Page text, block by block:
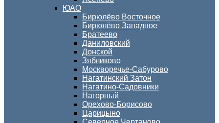
ЮАО
Бирюлёво Восточное
Бирюлёво Западное
Братеево
Даниловский
Донской
Зябликово
Москворечье-Сабурово
Нагатинский Затон
Нагатино-Садовники
Нагорный
Орехово-Борисово
Царицыно